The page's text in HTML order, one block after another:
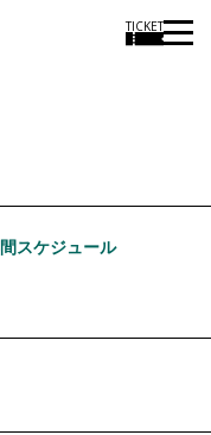
TICKET
スケジュール